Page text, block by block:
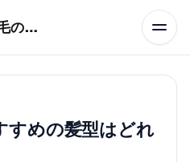
モテる髪型術！つむじ薄毛の隠し方
すめの髪型はどれ